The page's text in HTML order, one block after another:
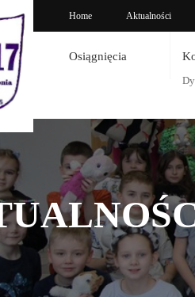
Home Aktualności
Osiągnięcia